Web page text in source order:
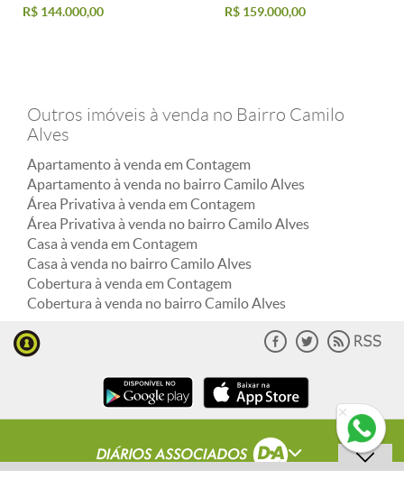
R$ 144.000,00
R$ 159.000,00
Outros imóveis à venda no Bairro Camilo
Alves
Apartamento à venda em Contagem
Apartamento à venda no bairro Camilo Alves
Área Privativa à venda em Contagem
Área Privativa à venda no bairro Camilo Alves
Casa à venda em Contagem
Casa à venda no bairro Camilo Alves
Cobertura à venda em Contagem
Cobertura à venda no bairro Camilo Alves